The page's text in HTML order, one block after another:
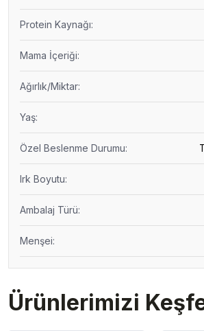
Protein Kaynağı:
Mama İçeriği:
Ağırlık/Miktar:
Yaş:
Özel Beslenme Durumu:
Irk Boyutu:
Ambalaj Türü:
Menşei:
Ürünlerimizi